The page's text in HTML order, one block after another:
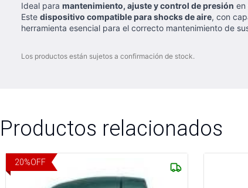
Ideal para mantenimiento, ajuste y control de presión en
Este dispositivo compatible para shocks de aire, con
herramienta esencial para el correcto mantenimiento de
Los productos están sujetos a confirmación de stock.
Productos relacionados
20%OFF